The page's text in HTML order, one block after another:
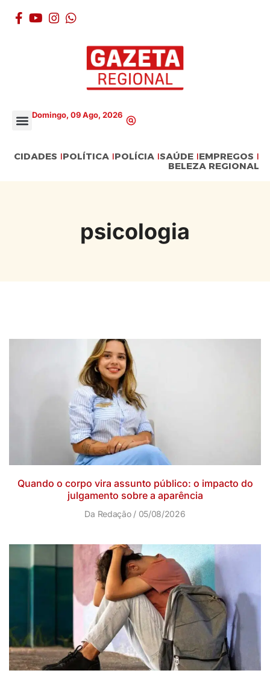
Domingo, 09 Ago, 2026
CIDADES POLÍTICA POLÍCIA SAÚDE EMPREGOS
BELEZA REGIONAL
psicologia
Quando o corpo vira assunto público: o impacto do
julgamento sobre a aparência
Da Redação 05/08/2026